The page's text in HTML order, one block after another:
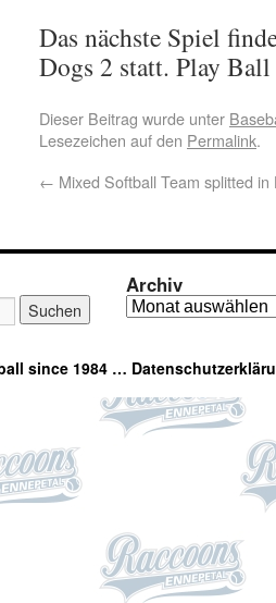
Das nächste Spiel
Dogs 2 statt. Play
Dieser Beitrag wurde unter
Lesezeichen auf den Permalink.
← Mixed Softball Team splitted in
Archiv
since 1984 …